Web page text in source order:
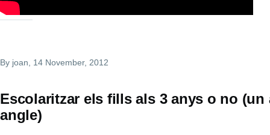
By joan , 14 November, 2012
Escolaritzar els fills als 3 anys o no (un
angle)